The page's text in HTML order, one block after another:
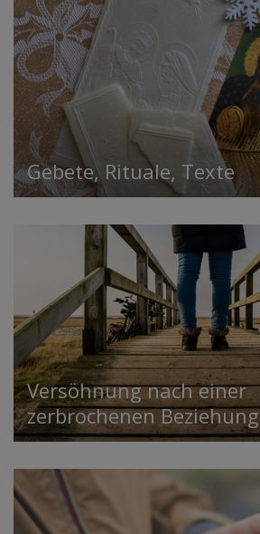
Gebete, Rituale, Texte
Versöhnung nach einer
zerbrochenen Beziehung